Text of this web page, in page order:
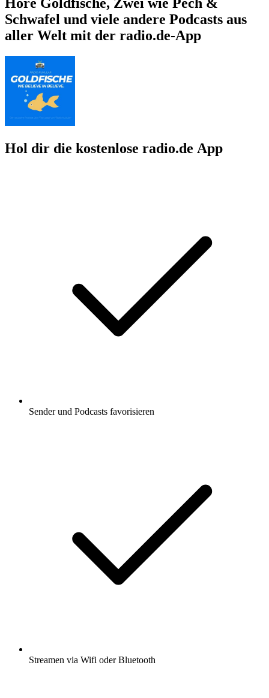
Schwafel und viele andere Podcasts aus
aller Welt mit der radio.de-App
Hol dir die kostenlose radio.de App
Sender und Podcasts favorisieren
Streamen via Wifi oder Bluetooth